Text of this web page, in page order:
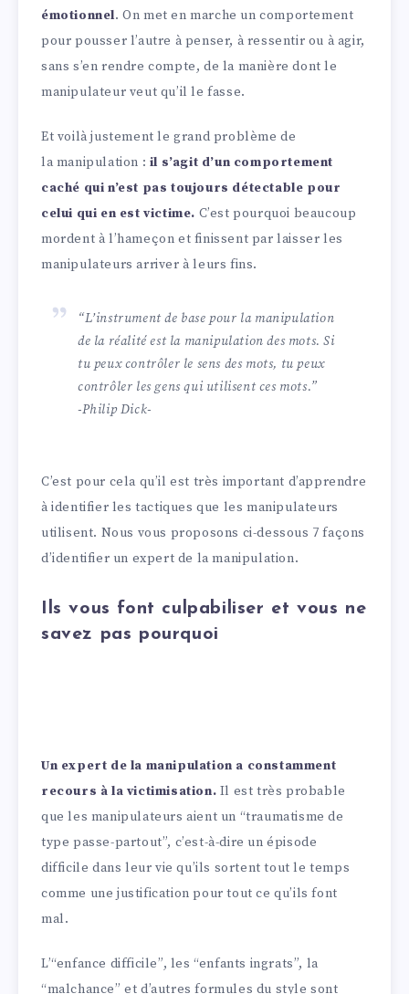
émotionnel. On met en marche un comportement
pour pousser l’autre à penser, à ressentir ou à agir,
sans s’en rendre compte, de la manière dont le
manipulateur veut qu’il le fasse.
Et voilà justement le grand problème de
la manipulation : il s’agit d’un comportement
caché qui n’est pas toujours détectable pour
celui qui en est victime. C’est pourquoi beaucoup
mordent à l’hameçon et finissent par laisser les
manipulateurs arriver à leurs fins.
“L’instrument de base pour la manipulation
de la réalité est la manipulation des mots. Si
tu peux contrôler le sens des mots, tu peux
contrôler les gens qui utilisent ces mots.”
-Philip Dick-
C’est pour cela qu’il est très important d’apprendre
à identifier les tactiques que les manipulateurs
utilisent. Nous vous proposons ci-dessous 7 façons
d’identifier un expert de la manipulation.
Ils vous font culpabiliser et vous ne
savez pas pourquoi
Un expert de la manipulation a constamment
recours à la victimisation. Il est très probable
que les manipulateurs aient un “traumatisme de
type passe-partout”, c’est-à-dire un épisode
difficile dans leur vie qu’ils sortent tout le temps
comme une justification pour tout ce qu’ils font
mal.
L’“enfance difficile”, les “enfants ingrats”, la
“malchance” et d’autres formules du style sont